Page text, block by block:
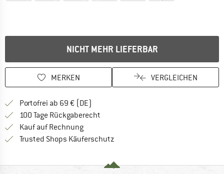
NICHT MEHR LIEFERBAR
MERKEN VERGLEICHEN
Portofrei ab 69 € (DE)
100 Tage Rückgaberecht
Kauf auf RechnungFinde die Zahlungs-Infos hier! Öffnet
Trusted Shops Käuferschutz